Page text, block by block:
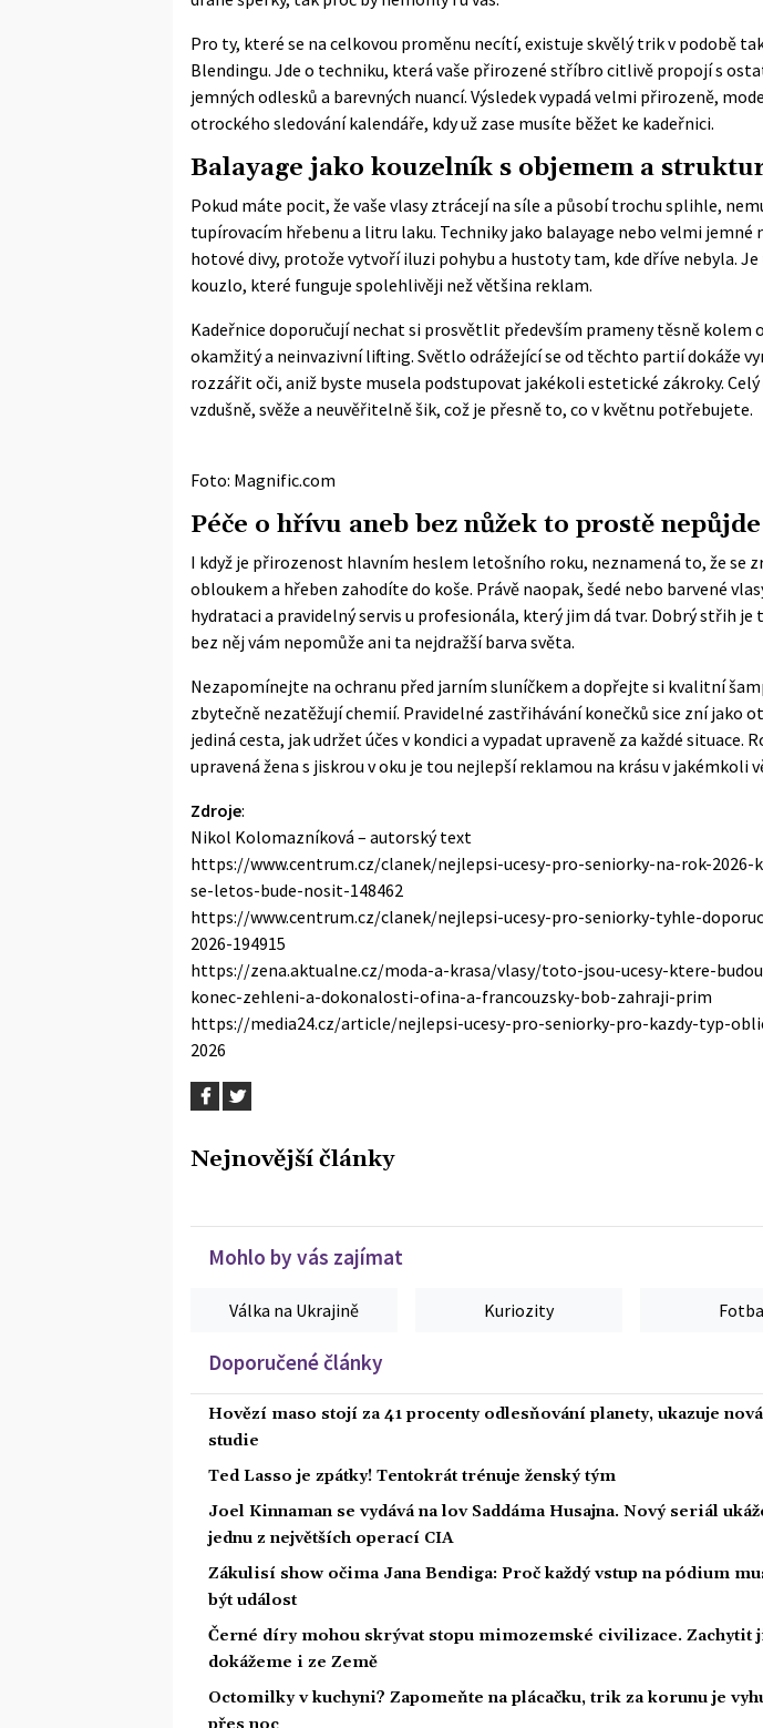
Pro ty, které se na celkovou proměnu necítí, existuje skvělý trik v podobě
Blendingu. Jde o techniku, která vaše přirozené stříbro citlivě propojí s
jemných odlesků a barevných nuancí. Výsledek vypadá velmi přirozeně,
otrockého sledování kalendáře, kdy už zase musíte běžet ke kadeřnici.
Balayage jako kouzelník s objemem a
Pokud máte pocit, že vaše vlasy ztrácejí na síle a působí trochu splihle,
tupírovacím hřebenu a litru laku. Techniky jako balayage nebo velmi jemné
hotové divy, protože vytvoří iluzi pohybu a hustoty tam, kde dříve nebyla.
kouzlo, které funguje spolehlivěji než většina reklam.
Kadeřnice doporučují nechat si prosvětlit především prameny těsně kolem
okamžitý a neinvazivní lifting. Světlo odrážející se od těchto partií dokáže
rozzářit oči, aniž byste musela podstupovat jakékoli estetické zákroky. Celý
vzdušně, svěže a neuvěřitelně šik, což je přesně to, co v květnu potřebujete.
Foto: Magnific.com
Péče o hřívu aneb bez nůžek to prostě nepůjde
I když je přirozenost hlavním heslem letošního roku, neznamená to, že se
obloukem a hřeben zahodíte do koše. Právě naopak, šedé nebo barvené
hydrataci a pravidelný servis u profesionála, který jim dá tvar. Dobrý střih je
bez něj vám nepomůže ani ta nejdražší barva světa.
Nezapomínejte na ochranu před jarním sluníčkem a dopřejte si kvalitní
zbytečně nezatěžují chemií. Pravidelné zastřihávání konečků sice zní jako
jediná cesta, jak udržet účes v kondici a vypadat upraveně za každé situace.
upravená žena s jiskrou v oku je tou nejlepší reklamou na krásu v jakémkoli
Zdroje:
Nikol Kolomazníková – autorský text
https://www.centrum.cz/clanek/nejlepsi-ucesy-pro-seniorky-na-rok-2026-
se-letos-bude-nosit-148462
https://www.centrum.cz/clanek/nejlepsi-ucesy-pro-seniorky-tyhle-
2026-194915
https://zena.aktualne.cz/moda-a-krasa/vlasy/toto-jsou-ucesy-ktere-
konec-zehleni-a-dokonalosti-ofina-a-francouzsky-bob-zahraji-prim
https://media24.cz/article/nejlepsi-ucesy-pro-seniorky-pro-kazdy-typ-
2026
Nejnovější články
Mohlo by vás zajímat
Válka na Ukrajině Kuriozity
Doporučené články
Hovězí maso stojí za 41 procenty odlesňování planety, ukazuje nová
studie
Ted Lasso je zpátky! Tentokrát trénuje ženský tým
Joel Kinnaman se vydává na lov Saddáma Husajna. Nový seriál
jednu z největších operací CIA
Zákulisí show očima Jana Bendiga: Proč každý vstup na pódium
být událost
Černé díry mohou skrývat stopu mimozemské civilizace. Zachytit
dokážeme i ze Země
Octomilky v kuchyni? Zapomeňte na plácačku, trik za korunu je